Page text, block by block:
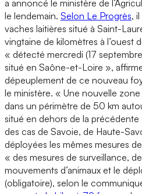
a annoncé le ministère de
le lendemain. Selon Le Progrès,
vaches laitières situé à Saint-
vingtaine de kilomètres à l’ouest
« détecté mercredi (17
situé en Saône-et-Loire »,
dépeuplement de ce nouveau
le ministère. « Une nouvelle
dans un périmètre de 50 km
situé en dehors de la
des cas de Savoie, de Haute-
déployées les mêmes mesures
« des mesures de surveillance,
mouvements d’animaux et le
(obligatoire), selon le